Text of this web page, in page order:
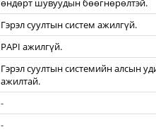
өндөрт шувуудын бөөгнөрөлтэй.
Гэрэл суултын систем ажилгүй.
PAPI ажилгүй.
Гэрэл суултын системийн алсын
ажилтай.
-
-